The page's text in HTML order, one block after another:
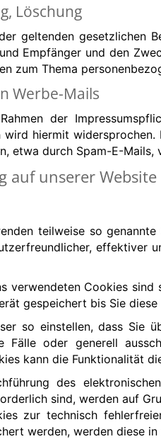
Löschung
geltenden gesetzlichen
Empfänger und den
zum Thema
Werbe-Mails
der
wird hiermit
etwa durch Spam-E-Mails,
auf unserer Website
teilweise so
effektiver
verwendeten Cookies sind
gespeichert bis Sie
so einstellen, dass Sie
Fälle oder generell
kann die Funktionalität
des
sind, werden auf
zur technisch
werden, werden diese